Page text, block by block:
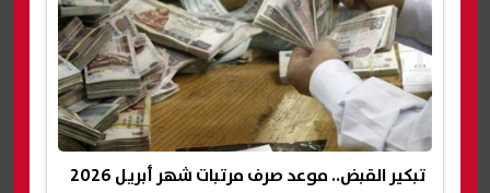
تبكير القبض.. موعد صرف مرتبات شهر أبريل 2026